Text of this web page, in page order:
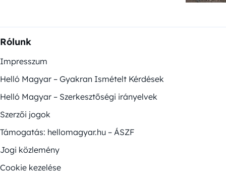
Rólunk
Impresszum
Helló Magyar – Gyakran Ismételt Kérdések
Helló Magyar – Szerkesztőségi irányelvek
Szerzői jogok
Támogatás: hellomagyar.hu – ÁSZF
Jogi közlemény
Cookie kezelése